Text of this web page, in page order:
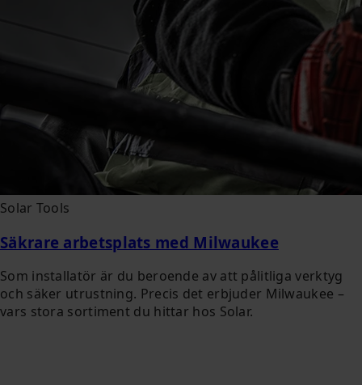
Solar Tools
Säkrare arbetsplats med Milwaukee
Som installatör är du beroende av att pålitliga verktyg
och säker utrustning. Precis det erbjuder Milwaukee –
vars stora sortiment du hittar hos Solar.